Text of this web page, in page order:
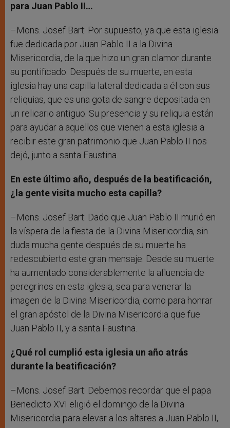
para Juan Pablo II…
–Mons. Josef Bart: Por supuesto, ya que esta iglesia
fue dedicada por Juan Pablo II a la Divina
Misericordia, de la que hizo un gran clamor durante
su pontificado. Después de su muerte, en esta
iglesia hay una capilla lateral dedicada a él con sus
reliquias, que es una gota de sangre depositada en
un relicario antiguo. Su presencia y su reliquia están
para ayudar a aquellos que vienen a esta iglesia a
recibir este gran patrimonio que Juan Pablo II nos
dejó, junto a santa Faustina.
En este último año, después de la beatificación,
¿la gente visita mucho esta capilla?
–Mons. Josef Bart: Dado que Juan Pablo II murió en
la víspera de la fiesta de la Divina Misericordia, sin
duda mucha gente después de su muerte ha
redescubierto este gran mensaje. Desde su muerte
ha aumentado considerablemente la afluencia de
peregrinos en esta iglesia, sea para venerar la
imagen de la Divina Misericordia, como para honrar
el gran apóstol de la Divina Misericordia que fue
Juan Pablo II, y a santa Faustina.
¿Qué rol cumplió esta iglesia un año atrás
durante la beatificación?
–Mons. Josef Bart: Debemos recordar que el papa
Benedicto XVI eligió el domingo de la Divina
Misericordia para elevar a los altares a Juan Pablo II,